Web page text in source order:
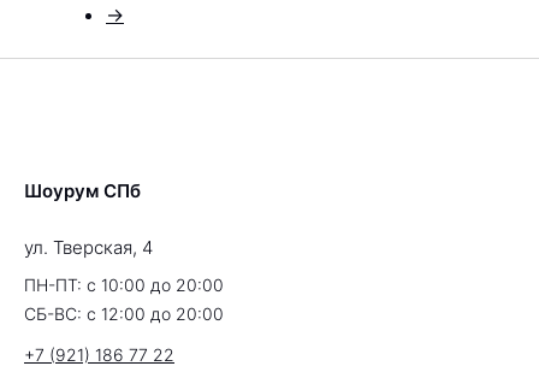
→
Шоурум СПб
ул. Тверская, 4
ПН-ПТ: с 10:00 до 20:00
СБ-ВС: с 12:00 до 20:00
+7 (921) 186 77 22